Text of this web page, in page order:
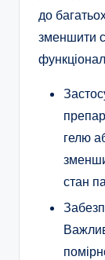
до
зменшити
гелю
стан